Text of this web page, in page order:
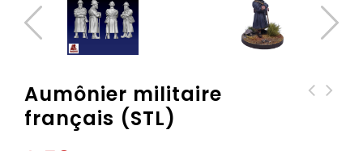
Aumônier militaire
français (STL)